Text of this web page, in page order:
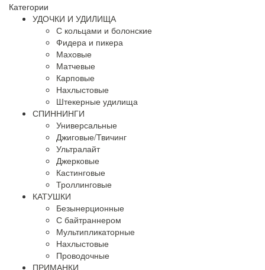
Категории
УДОЧКИ И УДИЛИЩА
С кольцами и болонские
Фидера и пикера
Маховые
Матчевые
Карповые
Нахлыстовые
Штекерные удилища
СПИННИНГИ
Универсальные
Джиговые/Твичинг
Ультралайт
Джерковые
Кастинговые
Троллинговые
КАТУШКИ
Безынерционные
С байтраннером
Мультипликаторные
Нахлыстовые
Проводочные
ПРИМАНКИ